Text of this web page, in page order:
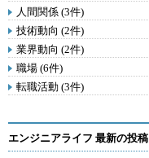
人間関係 (3件)
技術動向 (2件)
業界動向 (2件)
職場 (6件)
転職活動 (3件)
エンジニアライフ 最新の投稿